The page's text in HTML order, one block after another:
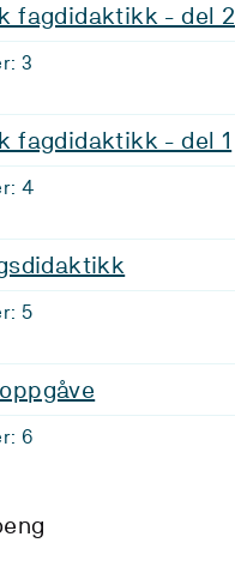
fagdidaktikk - del 2
3
fagdidaktikk - del 1
4
5
6